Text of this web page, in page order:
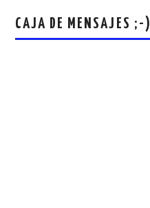
CAJA DE MENSAJES ;-)